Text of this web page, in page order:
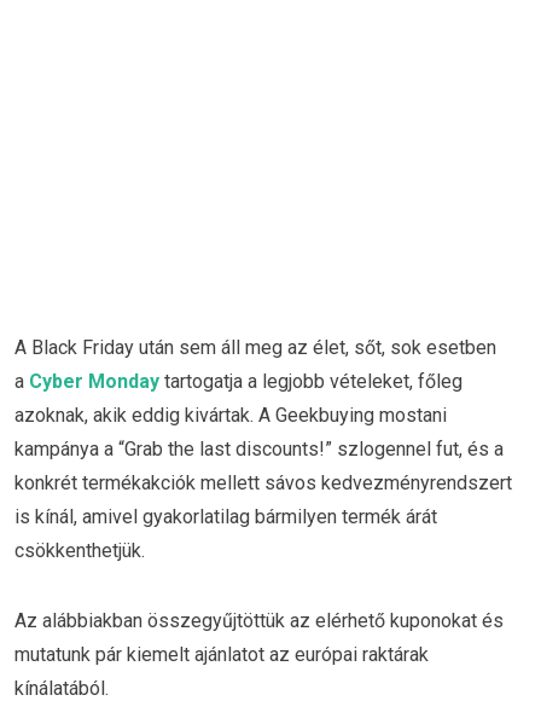
A Black Friday után sem áll meg az élet, sőt, sok esetben
a Cyber Monday tartogatja a legjobb vételeket, főleg
azoknak, akik eddig kivártak. A Geekbuying mostani
kampánya a “Grab the last discounts!” szlogennel fut, és a
konkrét termékakciók mellett sávos kedvezményrendszert
is kínál, amivel gyakorlatilag bármilyen termék árát
csökkenthetjük.
Az alábbiakban összegyűjtöttük az elérhető kuponokat és
mutatunk pár kiemelt ajánlatot az európai raktárak
kínálatából.